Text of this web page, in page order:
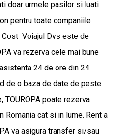
doar urmele pasilor si luati
pentru toate companiile
Voiajul Dvs este de
va rezerva cele mai bune
24 de ore din 24.
de o baza de date de peste
TOUROPA poate rezerva
Romania cat si in lume. Rent a
va asigura transfer si/sau